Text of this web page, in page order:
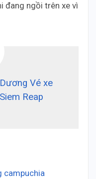
đang ngồi trên xe vì
Vé xe
Reap
campuchia